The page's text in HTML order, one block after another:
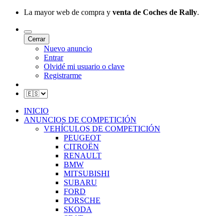
La mayor web de compra y venta de Coches de Rally.
Cerrar
Nuevo anuncio
Entrar
Olvidé mi usuario o clave
Registrarme
INICIO
ANUNCIOS DE COMPETICIÓN
VEHÍCULOS DE COMPETICIÓN
PEUGEOT
CITROËN
RENAULT
BMW
MITSUBISHI
SUBARU
FORD
PORSCHE
SKODA